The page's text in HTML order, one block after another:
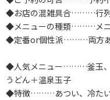
◆お店の混雑具合………行
◆メニューの種類………メニ
◆定番or個性派………両方
◆人気メニュー………釜玉、
うどん＋温泉玉子
◆特徴………あつい、冷たい